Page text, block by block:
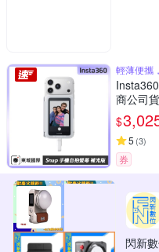
輕薄便攜
商公司貨
$
5 (3)
券
閃新